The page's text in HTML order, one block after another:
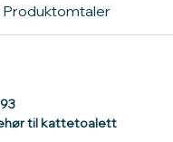
Produktomtaler
til kattetoalett